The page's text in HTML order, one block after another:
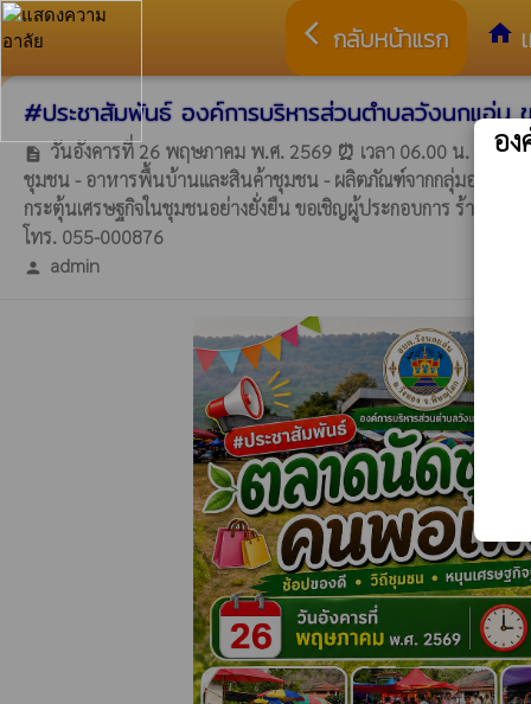
arrow_back_ios กลับหน้าแรก home
#ประชาสัมพันธ์ องค์การบริหารส่วนตำบลวังนกแอ่น
description วันอังคารที่ 26 พฤษภาคม พ.ศ. 2569 ⏰ เวลา 06.00 น. เป็นต้
ชุมชน - อาหารพื้นบ้านและสินค้าชุมชน - ผลิตภัณฑ์จากกลุ่มอาชีพ - สิ
กระตุ้นเศรษฐกิจในชุมชนอย่างยั่งยืน ขอเชิญผู้ประกอบการ ร้านค้า
โทร. 055-000876
person admin
อ